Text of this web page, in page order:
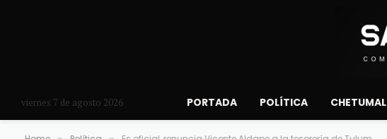
viernes 7 de agosto 2026 PORTADA POLÍTICA CHETUMAL